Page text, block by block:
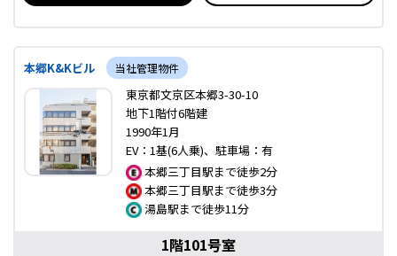
本郷K&Kビル 当社管理物件
東京都文京区本郷3-30-10
地下1階付6階建
1990年1月
EV：1基(6人乗)、駐車場：有
本郷三丁目駅まで徒歩2分
本郷三丁目駅まで徒歩3分
湯島駅まで徒歩11分
1階101号室